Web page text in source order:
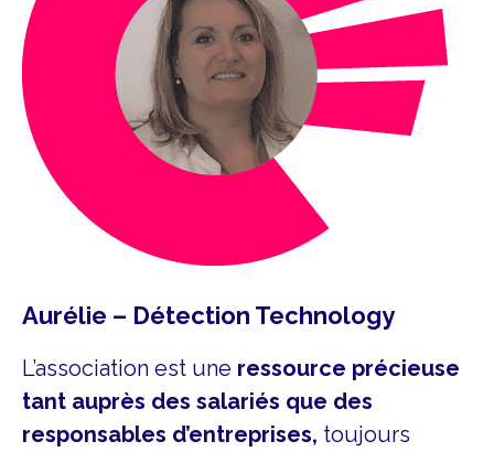
Aurélie – Détection Technology
L’association est une ressource précieuse
tant auprès des salariés que des
responsables d’entreprises, toujours